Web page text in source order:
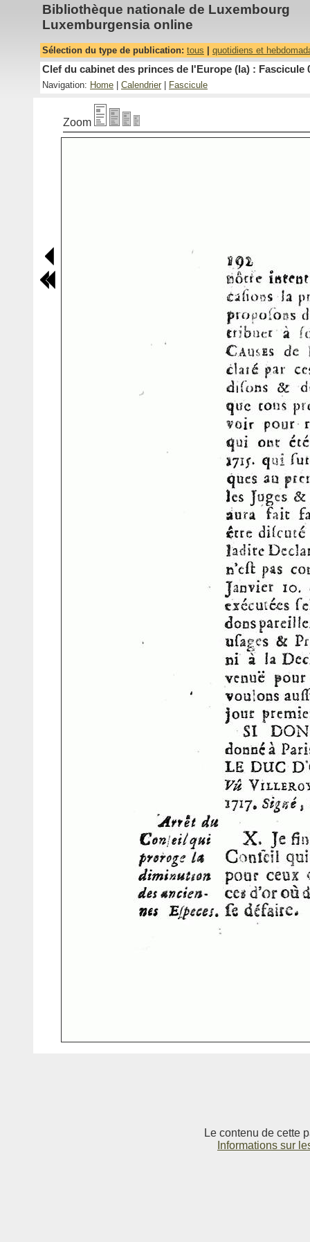
Bibliothèque nationale de Luxembourg
Luxemburgensia online
Sélection du type de publication: tous quotidiens et
Clef du cabinet des princes de l'Europe (la) : Fascicule
Navigation: Home Calendrier Fascicule
Zoom
Le contenu de cette
Informations sur